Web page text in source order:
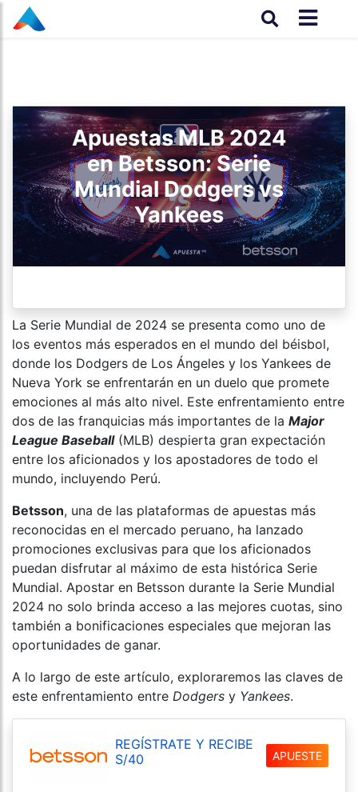
Apuestas MLB 2024
en Betsson: Serie
Mundial Dodgers vs
Yankees
La Serie Mundial de 2024 se presenta como uno de
los eventos más esperados en el mundo del béisbol,
donde los Dodgers de Los Ángeles y los Yankees de
Nueva York se enfrentarán en un duelo que promete
emociones al más alto nivel. Este enfrentamiento entre
dos de las franquicias más importantes de la Major
League Baseball(MLB) despierta gran expectación
entre los aficionados y los apostadores de todo el
mundo, incluyendo Perú.
Betsson, una de las plataformas de apuestas más
reconocidas en el mercado peruano, ha lanzado
promociones exclusivas para que los aficionados
puedan disfrutar al máximo de esta histórica Serie
Mundial. Apostar en Betsson durante la Serie Mundial
2024 no solo brinda acceso a las mejores cuotas, sino
también a bonificaciones especiales que mejoran las
oportunidades de ganar.
A lo largo de este artículo, exploraremos las claves de
este enfrentamiento entre Dodgers y Yankees.
REGÍSTRATE Y RECIBE
S/40
APUESTE